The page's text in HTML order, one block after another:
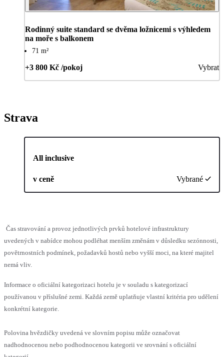
Rodinný suite standard se dvěma ložnicemi s výhledem
na moře s balkonem
71 m²
+3 800 Kč /pokoj Vybrat
Strava
All inclusive
v ceně Vybrané
Čas stravování a provoz jednotlivých prvků hotelové infrastruktury
uvedených v nabídce mohou podléhat menším změnám v důsledku sezónnosti,
povětrnostních podmínek, požadavků hostů nebo vyšší moci, na které majitel
nemá vliv.
Informace o oficiální kategorizaci hotelu je v souladu s kategorizací
používanou v příslušné zemi. Každá země uplatňuje vlastní kritéria pro udělení
konkrétní kategorie.
Polovina hvězdičky uvedená ve slovním popisu může označovat
nadhodnocenou nebo podhodnocenou kategorii ve srovnání s oficiální